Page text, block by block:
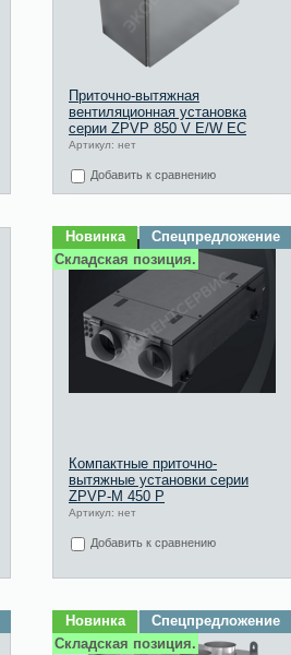
Приточно-вытяжная
вентиляционная установка
серии ZPVP 850 V E/W EC
Артикул: нет
Добавить к сравнению
Новинка
Спецпредложение
Складская позиция.
Компактные приточно-
вытяжные установки серии
ZPVP-M 450 P
Артикул: нет
Добавить к сравнению
Новинка
Спецпредложение
Складская позиция.